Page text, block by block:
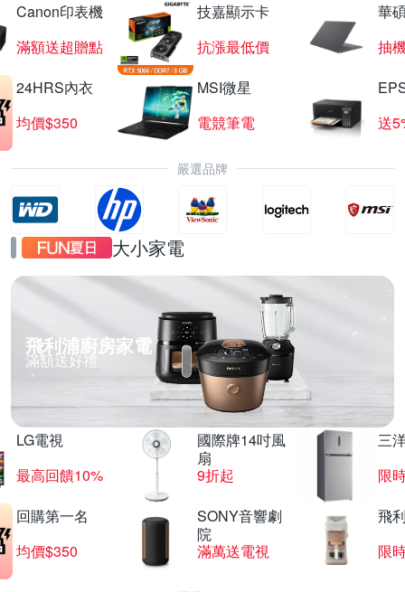
Canon印表機
滿額送超贈點
技嘉顯示卡
抗漲最低價
華
抽
24HRS內衣
均價$350
MSI微星
電競筆電
送
嚴選品牌
大小家電
飛利浦廚房家電
滿額送好禮
LG電視
最高回饋10%
國際牌14吋風
扇
9折起
三
限
回購第一名
均價$350
SONY音響劇
院
滿萬送電視
飛
限